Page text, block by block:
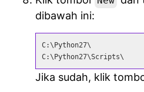
dibawah ini:
C:\Python27\
C:\Python27\Scripts\
Jika sudah, klik